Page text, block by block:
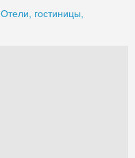
Отели, гостиницы,